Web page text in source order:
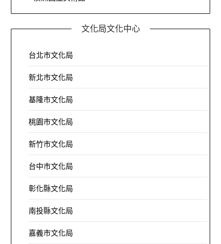
文化局文化中心
台北市文化局
新北市文化局
基隆市文化局
桃園市文化局
新竹市文化局
台中市文化局
彰化縣文化局
南投縣文化局
嘉義市文化局